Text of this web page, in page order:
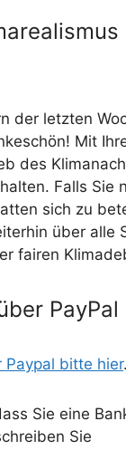
der letzten
Mit
des
Falls Sie
sich zu
über alle
fairen
PayPal
Paypal bitte hier.
Sie eine
Sie